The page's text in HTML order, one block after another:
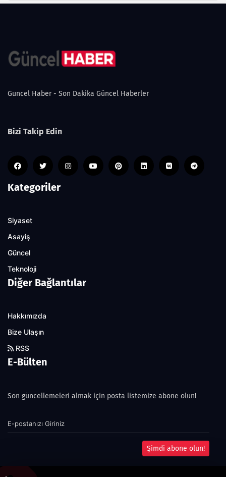
Guncel Haber - Son Dakika Güncel Haberler
Bizi Takip Edin
Kategoriler
Siyaset
Asayiş
Güncel
Teknoloji
Diğer Bağlantılar
Hakkımızda
Bize Ulaşın
RSS
E-Bülten
Son güncellemeleri almak için posta listemize abone olun!
Şimdi abone olun!